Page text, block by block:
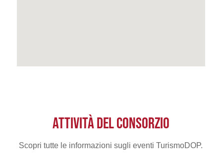
ATTIVITÀ DEL CONSORZIO
Scopri tutte le informazioni sugli eventi TurismoDOP.